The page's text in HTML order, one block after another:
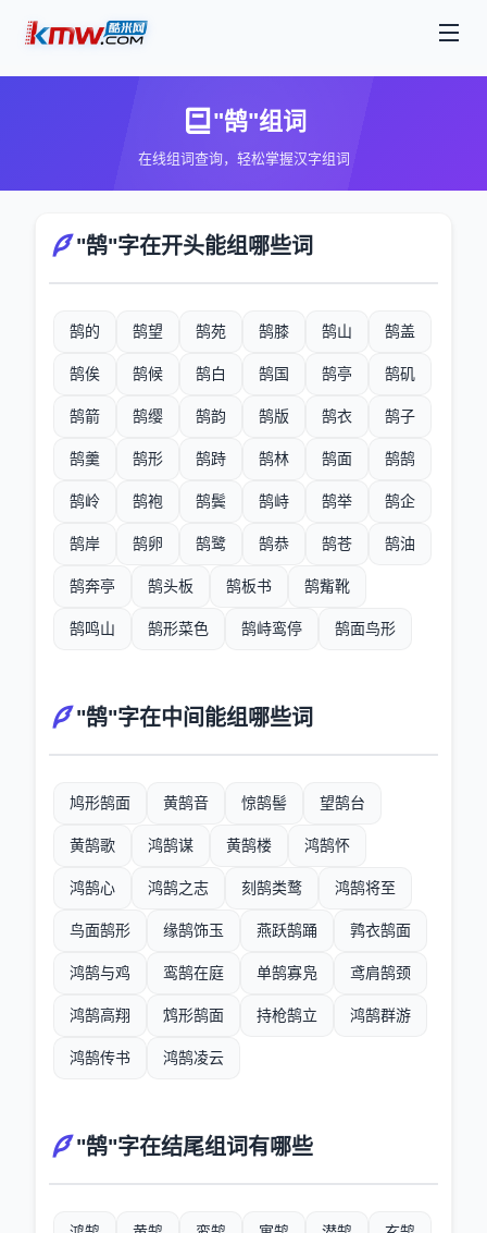
"鹄"组词
在线组词查询，轻松掌握汉字组词
"鹄"字在开头能组哪些词
鹄的 鹄望 鹄苑 鹄膝 鹄山 鹄盖
鹄俟 鹄候 鹄白 鹄国 鹄亭 鹄矶
鹄箭 鹄缨 鹄韵 鹄版 鹄衣 鹄子
鹄羹 鹄形 鹄跱 鹄林 鹄面 鹄鹄
鹄岭 鹄袍 鹄鬓 鹄峙 鹄举 鹄企
鹄岸 鹄卵 鹄鹭 鹄恭 鹄苍 鹄油
鹄奔亭 鹄头板 鹄板书 鹄觜靴
鹄鸣山 鹄形菜色 鹄峙鸾停 鹄面鸟形
"鹄"字在中间能组哪些词
鸠形鹄面 黄鹄音 惊鹄髻 望鹄台
黄鹄歌 鸿鹄谋 黄鹄楼 鸿鹄怀
鸿鹄心 鸿鹄之志 刻鹄类鹜 鸿鹄将至
鸟面鹄形 缘鹄饰玉 燕跃鹄踊 鹑衣鹄面
鸿鹄与鸡 鸾鹄在庭 单鹄寡凫 鸢肩鹄颈
鸿鹄高翔 鸩形鹄面 持枪鹄立 鸿鹄群游
鸿鹄传书 鸿鹄凌云
"鹄"字在结尾组词有哪些